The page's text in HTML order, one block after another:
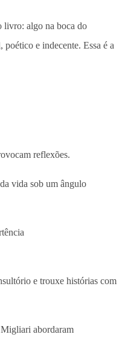
livro: algo na boca do
e indecente. Essa é a
reflexões.
vida sob um ângulo
e trouxe histórias com
abordaram